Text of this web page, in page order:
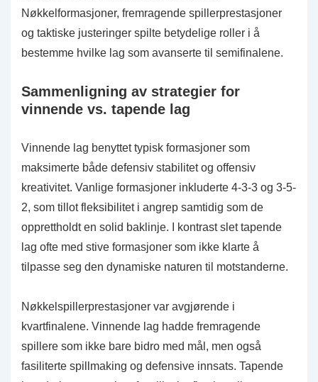
Nøkkelformasjoner, fremragende spillerprestasjoner
og taktiske justeringer spilte betydelige roller i å
bestemme hvilke lag som avanserte til semifinalene.
Sammenligning av strategier for
vinnende vs. tapende lag
Vinnende lag benyttet typisk formasjoner som
maksimerte både defensiv stabilitet og offensiv
kreativitet. Vanlige formasjoner inkluderte 4-3-3 og 3-5-
2, som tillot fleksibilitet i angrep samtidig som de
opprettholdt en solid baklinje. I kontrast slet tapende
lag ofte med stive formasjoner som ikke klarte å
tilpasse seg den dynamiske naturen til motstanderne.
Nøkkelspillerprestasjoner var avgjørende i
kvartfinalene. Vinnende lag hadde fremragende
spillere som ikke bare bidro med mål, men også
fasiliterte spillmaking og defensive innsats. Tapende